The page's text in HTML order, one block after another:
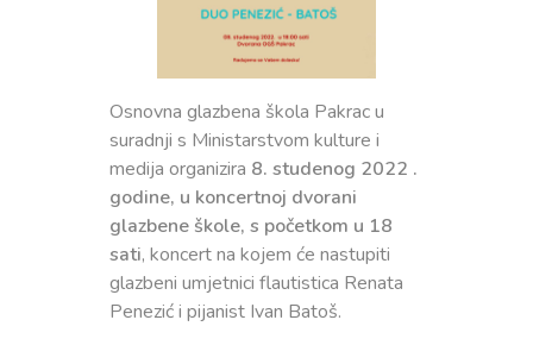
Godišnji plan i program
Školski kurikulum
Izvješće o radu
Financijski plan
Plan nabave
Odjeli
Natjecanja
Galerija
Kontakt
Osnovna glazbena škola Pakrac u
suradnji s Ministarstvom kulture i
medija organizira 8. studenog 2022 .
godine, u koncertnoj dvorani
glazbene škole, s početkom u 18
sati, koncert na kojem će nastupiti
glazbeni umjetnici flautistica Renata
Penezić i pijanist Ivan Batoš.